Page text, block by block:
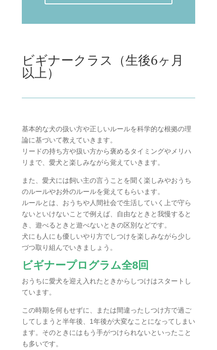
ビギナークラス（生後6ヶ月
以上）
基本的な犬の扱い方や正しいルールを科学的な根拠の理
論に基づいて教えていきます。
リードの持ち方や扱い方から褒めるタイミングやメリハ
リまで、愛犬と楽しみながら覚えていきます。
また、愛犬には飼い主の言うことを聞く楽しみやおうち
のルールやお外のルールを覚えてもらいます。
ルールとは、おうちや人間社会で生活していく上で守ら
ないといけないことで例えば、自由なときと我慢すると
き、遊べるときと遊べないときの区別などです。
犬にも人にも優しいやり方でしつけを楽しみながら少し
づつ取り組んでいきましょう。
ビギナープログラム全8回
おうちに愛犬を迎え入れたときからしつけはスタートし
ています。
この時期を何もせずに、または間違ったしつけ方で過ご
してしまうと半年後、1年後が大変なことになってしまい
ます。そのときにはもう手がつけられないといったこと
も多いです。